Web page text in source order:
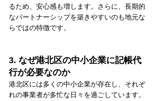
るため、安心感も増します。さらに、長期的
なパートナーシップを築きやすいのも地元な
らではの特徴です。
3. なぜ港北区の中小企業に記帳代
行が必要なのか
港北区には多くの中小企業が存在し、それぞ
れの事業者が多忙な日々を過ごしています。